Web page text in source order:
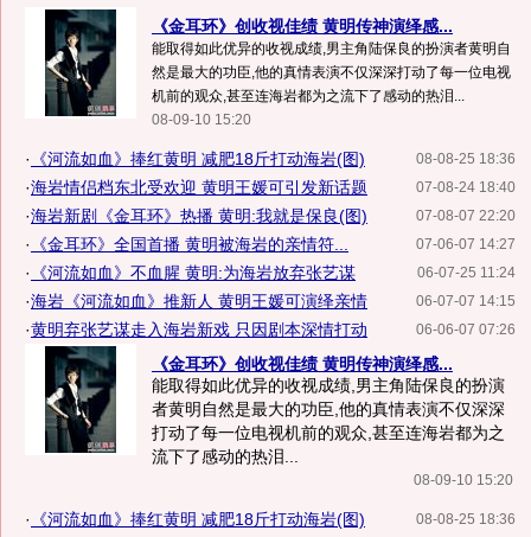
《金耳环》创收视佳绩 黄明传神演绎感...
能取得如此优异的收视成绩,男主角陆保良的扮演者黄明自
然是最大的功臣,他的真情表演不仅深深打动了每一位电视
机前的观众,甚至连海岩都为之流下了感动的热泪...
08-09-10 15:20
08-08-25 18:36
· 《河流如血》捧红黄明 减肥18斤打动海岩(图)
07-08-24 18:40
·海岩情侣档东北受欢迎 黄明王媛可引发新话题
07-08-07 22:20
·海岩新剧《金耳环》热播 黄明:我就是保良(图)
07-06-07 14:27
· 《金耳环》全国首播 黄明被海岩的亲情符...
06-07-25 11:24
· 《河流如血》不血腥 黄明:为海岩放弃张艺谋
06-07-07 14:15
·海岩《河流如血》推新人 黄明王媛可演绎亲情
06-06-07 07:26
·黄明弃张艺谋走入海岩新戏 只因剧本深情打动
《金耳环》创收视佳绩 黄明传神演绎感...
能取得如此优异的收视成绩,男主角陆保良的扮演
者黄明自然是最大的功臣,他的真情表演不仅深深
打动了每一位电视机前的观众,甚至连海岩都为之
流下了感动的热泪...
08-09-10 15:20
08-08-25 18:36
· 《河流如血》捧红黄明 减肥18斤打动海岩(图)